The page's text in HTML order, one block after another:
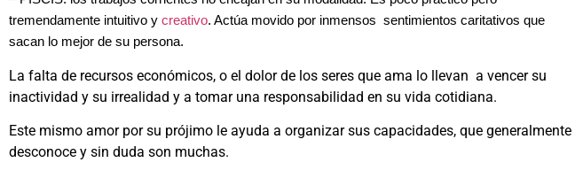
tremendamente intuitivo y creativo. Actúa movido por inmensos sentimientos caritativos que
sacan lo mejor de su persona.
La falta de recursos económicos, o el dolor de los seres que ama lo llevan a vencer su
inactividad y su irrealidad y a tomar una responsabilidad en su vida cotidiana.
Este mismo amor por su prójimo le ayuda a organizar sus capacidades, que generalmente
desconoce y sin duda son muchas.